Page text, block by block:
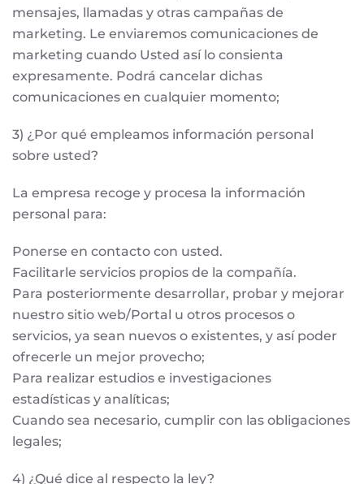
mensajes, llamadas y otras campañas de
marketing. Le enviaremos comunicaciones de
marketing cuando Usted así lo consienta
expresamente. Podrá cancelar dichas
comunicaciones en cualquier momento;
3) ¿Por qué empleamos información personal
sobre usted?
La empresa recoge y procesa la información
personal para:
Ponerse en contacto con usted.
Facilitarle servicios propios de la compañía.
Para posteriormente desarrollar, probar y mejorar
nuestro sitio web/Portal u otros procesos o
servicios, ya sean nuevos o existentes, y así poder
ofrecerle un mejor provecho;
Para realizar estudios e investigaciones
estadísticas y analíticas;
Cuando sea necesario, cumplir con las obligaciones
legales;
4) ¿Qué dice al respecto la ley?